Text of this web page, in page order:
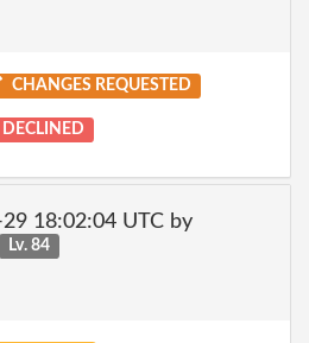
CHANGES REQUESTED
DECLINED
18:02:04 UTC by
Lv. 84